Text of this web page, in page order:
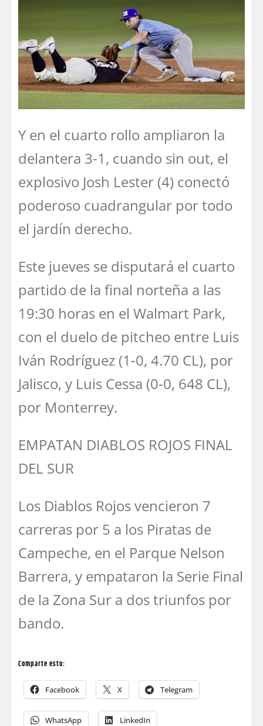
Y en el cuarto rollo ampliaron la
delantera 3-1, cuando sin out, el
explosivo Josh Lester (4) conectó
poderoso cuadrangular por todo
el jardín derecho.
Este jueves se disputará el cuarto
partido de la final norteña a las
19:30 horas en el Walmart Park,
con el duelo de pitcheo entre Luis
Iván Rodríguez (1-0, 4.70 CL), por
Jalisco, y Luis Cessa (0-0, 648 CL),
por Monterrey.
EMPATAN DIABLOS ROJOS FINAL
DEL SUR
Los Diablos Rojos vencieron 7
carreras por 5 a los Piratas de
Campeche, en el Parque Nelson
Barrera, y empataron la Serie Final
de la Zona Sur a dos triunfos por
bando.
Comparte esto:
Facebook X Telegram
WhatsApp LinkedIn